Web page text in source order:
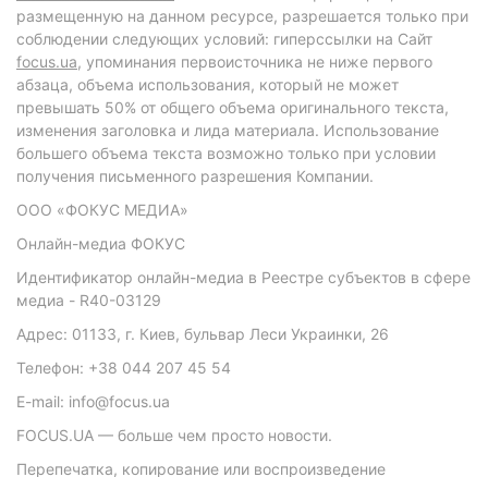
размещенную на данном ресурсе, разрешается только при
соблюдении следующих условий: гиперссылки на Сайт
focus.ua, упоминания первоисточника не ниже первого
абзаца, объема использования, который не может
превышать 50% от общего объема оригинального текста,
изменения заголовка и лида материала. Использование
большего объема текста возможно только при условии
получения письменного разрешения Компании.
ООО «ФОКУС МЕДИА»
Онлайн-медиа ФОКУС
Идентификатор онлайн-медиа в Реестре субъектов в сфере
медиа - R40-03129
Адрес: 01133, г. Киев, бульвар Леси Украинки, 26
Телефон: +38 044 207 45 54
E-mail: info@focus.ua
FOCUS.UA — больше чем просто новости.
Перепечатка, копирование или воспроизведение